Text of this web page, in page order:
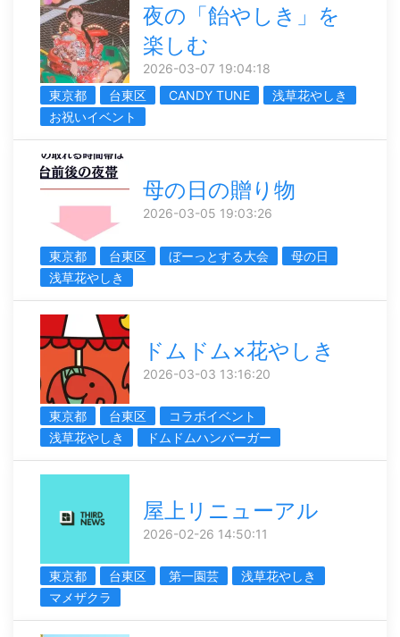
夜の「飴やしき」を
楽しむ
2026-03-07 19:04:18
東京都
台東区 CANDY TUNE
浅草花やしき
お祝いイベント
母の日の贈り物
2026-03-05 19:03:26
東京都 台東区 ぼーっとする大会
母の日
浅草花やしき
ドムドム×花やしき
2026-03-03 13:16:20
東京都 台東区
コラボイベント
浅草花やしき
ドムドムハンバーガー
屋上リニューアル
2026-02-26 14:50:11
東京都 台東区 第一園芸
浅草花やしき
マメザクラ